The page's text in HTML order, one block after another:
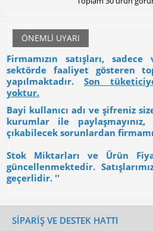
ÖNEMLI UYARI
Firmamızın satışları,
sektörde faaliyet gösteren
yapılmaktadır. Son
yoktur.
Bayi kullanıcı adı ve şifreniz
kurumlar ile paylaşmayınız,
çıkabilecek sorunlardan
Stok Miktarları ve Ürün
güncellenmektedir.
geçerlidir. ''
SİPARİŞ VE DESTEK HATTI